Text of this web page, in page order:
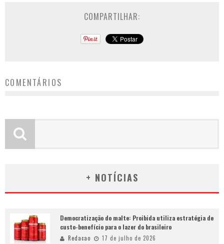
COMPARTILHAR:
COMENTÁRIOS
+ NOTÍCIAS
Democratização do malte: Proibida utiliza estratégia de
custo-benefício para o lazer do brasileiro
Redacao 17 de julho de 2026